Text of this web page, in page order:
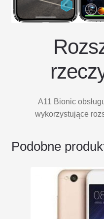
A11 Bionic
wykorzystujące
Podobne